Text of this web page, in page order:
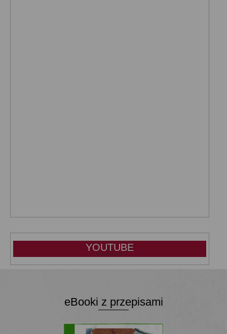
YOUTUBE
eBooki z przepisami